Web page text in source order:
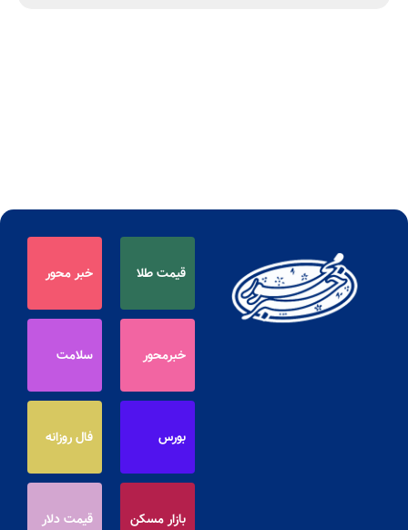
قیمت طلا خبر محور
خبرمحور سلامت
بورس فال روزانه
بازار مسکن قیمت دلار